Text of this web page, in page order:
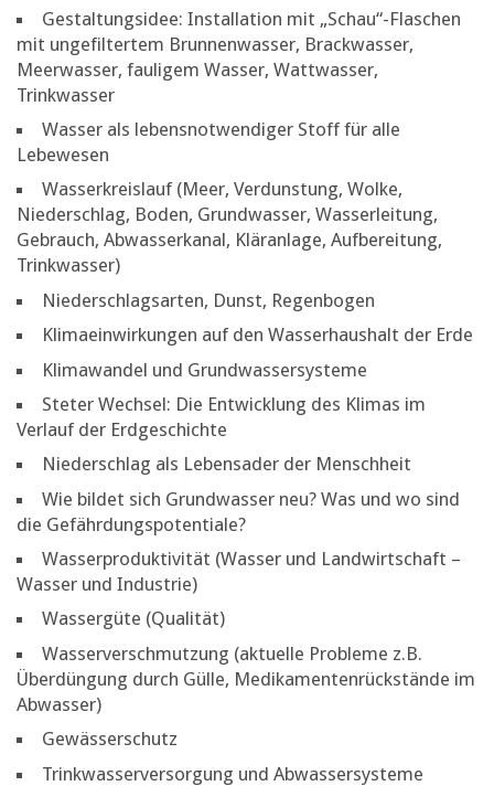
Gestaltungsidee: Installation mit „Schau“-Flaschen
mit ungefiltertem Brunnenwasser, Brackwasser,
Meerwasser, fauligem Wasser, Wattwasser,
Trinkwasser
Wasser als lebensnotwendiger Stoff für alle
Lebewesen
Wasserkreislauf (Meer, Verdunstung, Wolke,
Niederschlag, Boden, Grundwasser, Wasserleitung,
Gebrauch, Abwasserkanal, Kläranlage, Aufbereitung,
Trinkwasser)
Niederschlagsarten, Dunst, Regenbogen
Klimaeinwirkungen auf den Wasserhaushalt der Erde
Klimawandel und Grundwassersysteme
Steter Wechsel: Die Entwicklung des Klimas im
Verlauf der Erdgeschichte
Niederschlag als Lebensader der Menschheit
Wie bildet sich Grundwasser neu? Was und wo sind
die Gefährdungspotentiale?
Wasserproduktivität (Wasser und Landwirtschaft –
Wasser und Industrie)
Wassergüte (Qualität)
Wasserverschmutzung (aktuelle Probleme z.B.
Überdüngung durch Gülle, Medikamentenrückstände im
Abwasser)
Gewässerschutz
Trinkwasserversorgung und Abwassersysteme